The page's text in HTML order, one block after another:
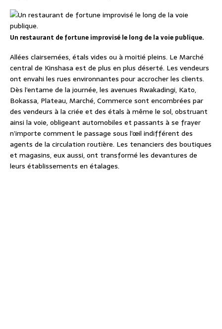
Un restaurant de fortune improvisé le long de la voie publique.
Allées clairsemées, étals vides ou à moitié pleins. Le Marché
central de Kinshasa est de plus en plus déserté. Les vendeurs
ont envahi les rues environnantes pour accrocher les clients.
Dès l’entame de la journée, les avenues Rwakadingi, Kato,
Bokassa, Plateau, Marché, Commerce sont encombrées par
des vendeurs à la criée et des étals à même le sol, obstruant
ainsi la voie, obligeant automobiles et passants à se frayer
n’importe comment le passage sous l’œil indifférent des
agents de la circulation routière. Les tenanciers des boutiques
et magasins, eux aussi, ont transformé les devantures de
leurs établissements en étalages.